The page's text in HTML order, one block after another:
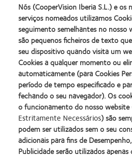
† Com base na adesão ao calendário de
satisfação, qualidade da visão e resultados de
‡ Utilizando dados medidos e modelados,
miopia abrandou numa média de aproximadamente
a mesma Tecnologia ActivControl®que as MyDay®
¶ 90% dos olhos miópicos respondem ao tratamento
no início da utilização, n=90), que partilham a
® MiSight ® 1 day
Referências
1. Dados CVI em arquivo, 2025. Estudo prospetivo
dupla ocultação, aleatorizado, com MiSight 1 dia e
com idades entre 8 e 18 anos.
2.Chamberlain P et al A 3-year Randomized Clinical
Control. OVS 2019;96:556-567.
3.Chamberlain P, et al. Long-term Effect of Dual-
Nós (CooperVision Iberia S.L.) e os
serviços nomeados utilizamos
seguimento semelhantes no nosso
são pequenos ficheiros de texto
seu dispositivo quando visita um
Cookies a qualquer momento ou
automaticamente (para Cookies
período de tempo especificado e
fechando o seu navegador). Os
o funcionamento do nosso website
Estritamente Necessários) são
podem ser utilizados sem o seu
adicionais para fins de
Publicidade serão utilizados apenas